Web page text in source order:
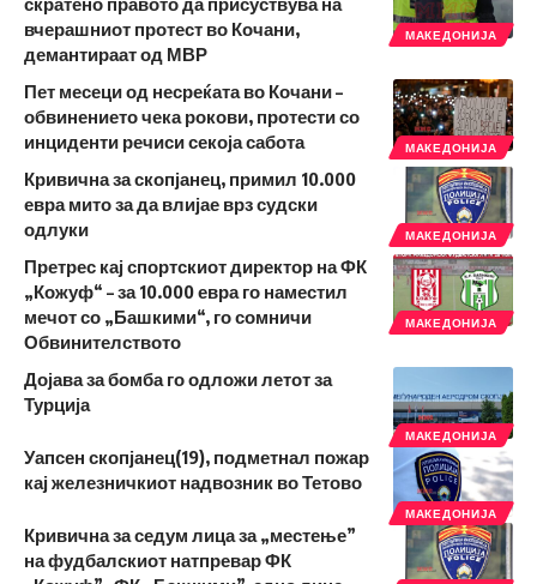
МАКЕДОНИЈА
вчерашниот протест во Кочани,
демантираат од МВР
МАКЕДОНИЈА
Пет месеци од несреќата во Кочани –
обвинението чека рокови, протести со
инциденти речиси секоја сабота
МАКЕДОНИЈА
Кривична за скопјанец, примил 10.000
евра мито за да влијае врз судски
одлуки
МАКЕДОНИЈА
Претрес кај спортскиот директор на ФК
„Кожуф“ – за 10.000 евра го наместил
мечот со „Башкими“, го сомничи
Обвинителството
МАКЕДОНИЈА
Дојава за бомба го одложи летот за
Турција
МАКЕДОНИЈА
Уапсен скопјанец(19), подметнал пожар
кај железничкиот надвозник во Тетово
Кривична за седум лица за „местење”
на фудбалскиот натпревар ФК